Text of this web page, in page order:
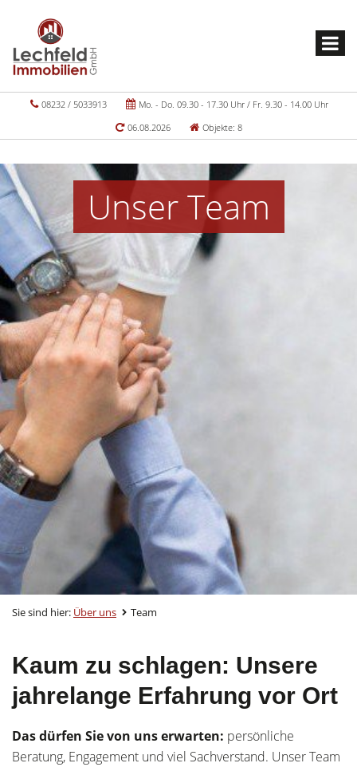
08232 / 5033913
Mo. - Do. 09.30 - 17.30 Uhr / Fr. 9.30 - 14.00 Uhr
06.08.2026
Objekte: 8
Unser Team
Sie sind hier: Über uns Team
Kaum zu schlagen: Unsere
jahrelange Erfahrung vor Ort
Das dürfen Sie von uns erwarten: persönliche
Beratung, Engagement und viel Sachverstand. Unser Team